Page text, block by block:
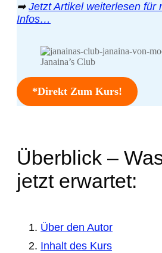
➡ Jetzt Artikel weiterlesen für
Infos…
Janaina’s Club
*Direkt Zum Kurs!
Überblick –
jetzt erwartet:
Über den Autor
Inhalt des Kurs